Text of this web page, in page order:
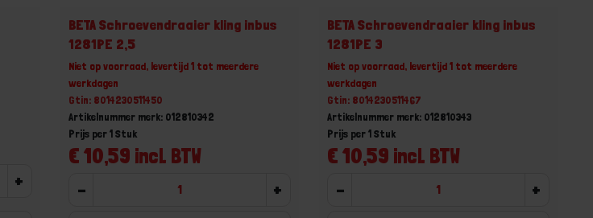
+
BETA Schroevendraaier kling inbus
1281PE 2,5
Niet op voorraad, levertijd 1 tot meerdere
werkdagen
Gtin: 8014230511450
Artikelnummer merk: 012810342
€ 10,59 incl. BTW
Prijs per 1 Stuk
- +
BETA Schroevendraaier kling inbus
1281PE 3
Niet op voorraad, levertijd 1 tot meerdere
werkdagen
Gtin: 8014230511467
Artikelnummer merk: 012810343
€ 10,59 incl. BTW
Prijs per 1 Stuk
- +